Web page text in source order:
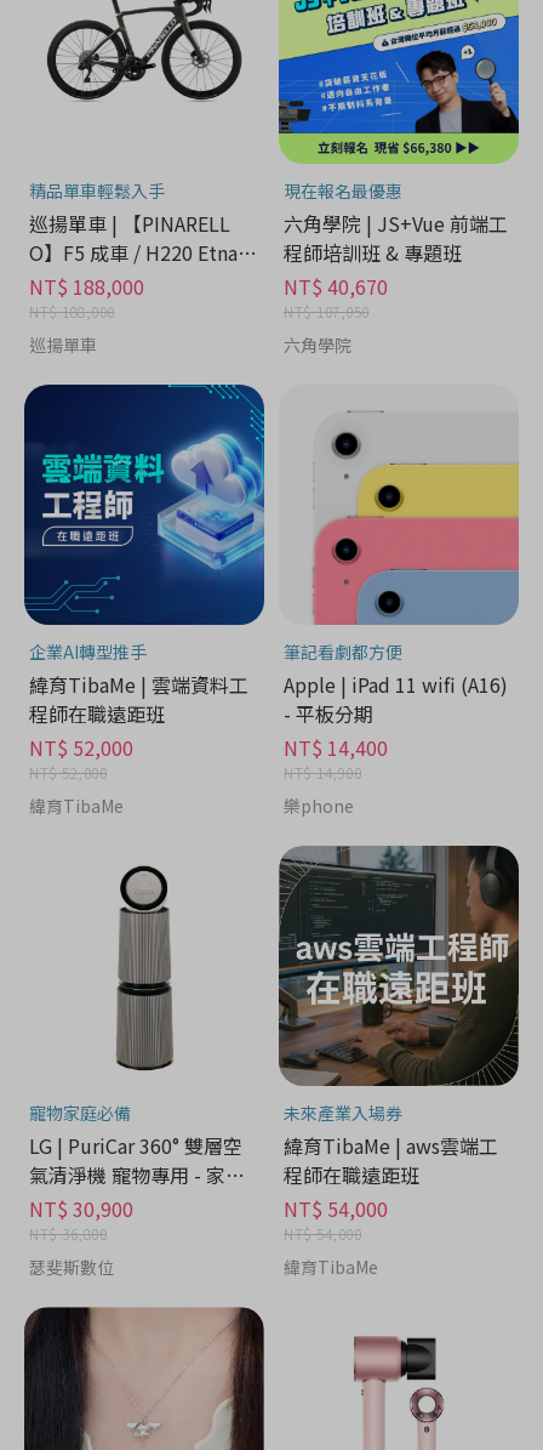
精品單車輕鬆入手
巡揚單車 | 【PINARELL
O】F5 成車 / H220 Etna B
lack Matt
NT$ 188,000
NT$ 188,000
巡揚單車
現在報名最優惠
六角學院 | JS+Vue 前端工
程師培訓班 & 專題班
NT$ 40,670
NT$ 107,050
六角學院
企業AI轉型推手
緯育TibaMe | 雲端資料工
程師在職遠距班
NT$ 52,000
NT$ 52,000
緯育TibaMe
筆記看劇都方便
Apple | iPad 11 wifi (A16)
- 平板分期
NT$ 14,400
NT$ 14,900
樂phone
寵物家庭必備
LG | PuriCar 360° 雙層空
氣清淨機 寵物專用 - 家電
分期
NT$ 30,900
NT$ 36,800
瑟斐斯數位
未來產業入場券
緯育TibaMe | aws雲端工
程師在職遠距班
NT$ 54,000
NT$ 54,000
緯育TibaMe